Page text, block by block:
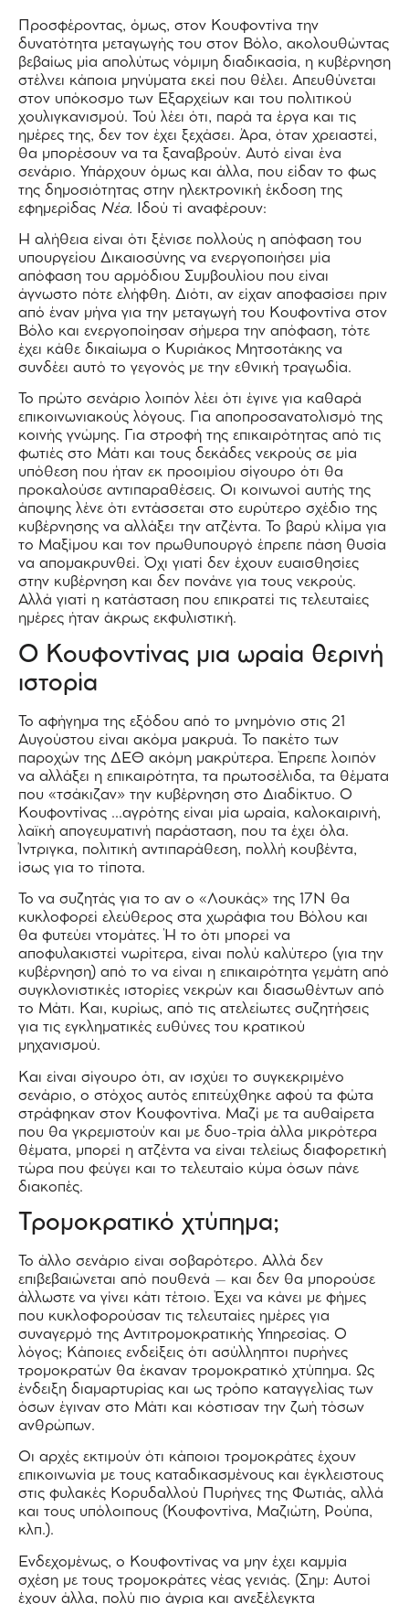
Προσφέροντας, όμως, στον Κουφοντίνα την
δυνατότητα μεταγωγής του στον Βόλο, ακολουθώντας
βεβαίως μία απολύτως νόμιμη διαδικασία, η κυβέρνηση
στέλνει κάποια μηνύματα εκεί που θέλει. Απευθύνεται
στον υπόκοσμο των Εξαρχείων και του πολιτικού
χουλιγκανισμού. Τού λέει ότι, παρά τα έργα και τις
ημέρες της, δεν τον έχει ξεχάσει. Άρα, όταν χρειαστεί,
θα μπορέσουν να τα ξαναβρούν. Αυτό είναι ένα
σενάριο. Υπάρχουν όμως και άλλα, που είδαν το φως
της δημοσιότητας στην ηλεκτρονική έκδοση της
εφημερίδας Νέα. Ιδού τί αναφέρουν:
Η αλήθεια είναι ότι ξένισε πολλούς η απόφαση του
υπουργείου Δικαιοσύνης να ενεργοποιήσει μία
απόφαση του αρμόδιου Συμβουλίου που είναι
άγνωστο πότε ελήφθη. Διότι, αν είχαν αποφασίσει πριν
από έναν μήνα για την μεταγωγή του Κουφοντίνα στον
Βόλο και ενεργοποίησαν σήμερα την απόφαση, τότε
έχει κάθε δικαίωμα ο Κυριάκος Μητσοτάκης να
συνδέει αυτό το γεγονός με την εθνική τραγωδία.
Το πρώτο σενάριο λοιπόν λέει ότι έγινε για καθαρά
επικοινωνιακούς λόγους. Για αποπροσανατολισμό της
κοινής γνώμης. Για στροφή της επικαιρότητας από τις
φωτιές στο Μάτι και τους δεκάδες νεκρούς σε μία
υπόθεση που ήταν εκ προοιμίου σίγουρο ότι θα
προκαλούσε αντιπαραθέσεις. Οι κοινωνοί αυτής της
άποψης λένε ότι εντάσσεται στο ευρύτερο σχέδιο της
κυβέρνησης να αλλάξει την ατζέντα. Το βαρύ κλίμα για
το Μαξίμου και τον πρωθυπουργό έπρεπε πάση θυσία
να απομακρυνθεί. Όχι γιατί δεν έχουν ευαισθησίες
στην κυβέρνηση και δεν πονάνε για τους νεκρούς.
Αλλά γιατί η κατάσταση που επικρατεί τις τελευταίες
ημέρες ήταν άκρως εκφυλιστική.
Ο Κουφοντίνας μια ωραία θερινή
ιστορία
Το αφήγημα της εξόδου από το μνημόνιο στις 21
Αυγούστου είναι ακόμα μακρυά. Το πακέτο των
παροχών της ΔΕΘ ακόμη μακρύτερα. Έπρεπε λοιπόν
να αλλάξει η επικαιρότητα, τα πρωτοσέλιδα, τα θέματα
που «τσάκιζαν» την κυβέρνηση στο Διαδίκτυο. Ο
Κουφοντίνας …αγρότης είναι μία ωραία, καλοκαιρινή,
λαϊκή απογευματινή παράσταση, που τα έχει όλα.
Ίντριγκα, πολιτική αντιπαράθεση, πολλή κουβέντα,
ίσως για το τίποτα.
Το να συζητάς για το αν ο «Λουκάς» της 17Ν θα
κυκλοφορεί ελεύθερος στα χωράφια του Βόλου και
θα φυτεύει ντομάτες. Ή το ότι μπορεί να
αποφυλακιστεί νωρίτερα, είναι πολύ καλύτερο (για την
κυβέρνηση) από το να είναι η επικαιρότητα γεμάτη από
συγκλονιστικές ιστορίες νεκρών και διασωθέντων από
το Μάτι. Και, κυρίως, από τις ατελείωτες συζητήσεις
για τις εγκληματικές ευθύνες του κρατικού
μηχανισμού.
Και είναι σίγουρο ότι, αν ισχύει το συγκεκριμένο
σενάριο, ο στόχος αυτός επιτεύχθηκε αφού τα φώτα
στράφηκαν στον Κουφοντίνα. Μαζί με τα αυθαίρετα
που θα γκρεμιστούν και με δυο-τρία άλλα μικρότερα
θέματα, μπορεί η ατζέντα να είναι τελείως διαφορετική
τώρα που φεύγει και το τελευταίο κύμα όσων πάνε
διακοπές.
Τρομοκρατικό χτύπημα;
Το άλλο σενάριο είναι σοβαρότερο. Αλλά δεν
επιβεβαιώνεται από πουθενά – και δεν θα μπορούσε
άλλωστε να γίνει κάτι τέτοιο. Έχει να κάνει με φήμες
που κυκλοφορούσαν τις τελευταίες ημέρες για
συναγερμό της Αντιτρομοκρατικής Υπηρεσίας. Ο
λόγος; Κάποιες ενδείξεις ότι ασύλληπτοι πυρήνες
τρομοκρατών θα έκαναν τρομοκρατικό χτύπημα. Ως
ένδειξη διαμαρτυρίας και ως τρόπο καταγγελίας των
όσων έγιναν στο Μάτι και κόστισαν την ζωή τόσων
ανθρώπων.
Οι αρχές εκτιμούν ότι κάποιοι τρομοκράτες έχουν
επικοινωνία με τους καταδικασμένους και έγκλειστους
στις φυλακές Κορυδαλλού Πυρήνες της Φωτιάς, αλλά
και τους υπόλοιπους (Κουφοντίνα, Μαζιώτη, Ρούπα,
κλπ.).
Ενδεχομένως, ο Κουφοντίνας να μην έχει καμμία
σχέση με τους τρομοκράτες νέας γενιάς. (Σημ: Αυτοί
έχουν άλλα, πολύ πιο άγρια και ανεξέλεγκτα